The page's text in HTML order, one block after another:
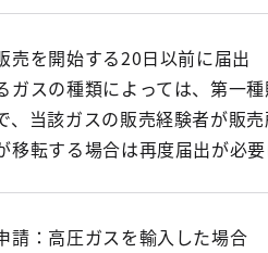
売を開始する20日以前に届出
ガスの種類によっては、第一
、当該ガスの販売経験者が販
移転する場合は再度届出が必
請：高圧ガスを輸入した場合